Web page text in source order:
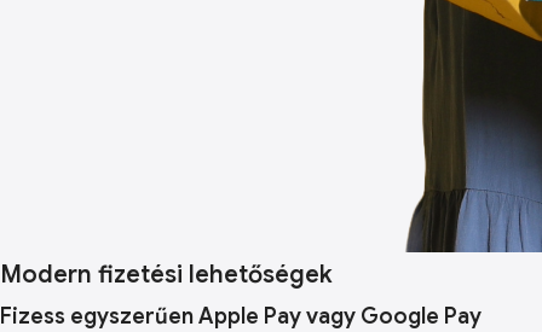
Modern fizetési lehetőségek
Fizess egyszerűen Apple Pay vagy Google Pay